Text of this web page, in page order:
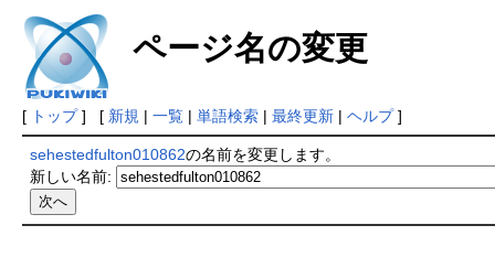
ページ名の変更
[ トップ] [ 新規 | 一覧| 単語検索| 最終更新| ヘルプ]
sehestedfulton010862の名前を変更します。
新しい名前: